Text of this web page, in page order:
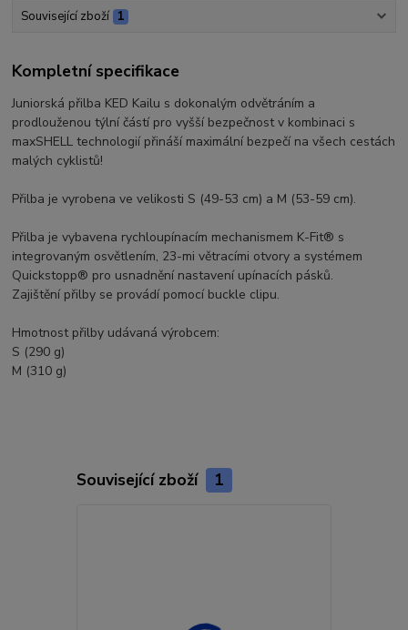
Související zboží 1
Kompletní specifikace
Juniorská přilba KED Kailu s dokonalým odvětráním a
prodlouženou týlní částí pro vyšší bezpečnost v kombinaci s
maxSHELL technologií přináší maximální bezpečí na všech cestách
malých cyklistů!
Přilba je vyrobena ve velikosti S (49-53 cm) a M (53-59 cm).
Přilba je vybavena rychloupínacím mechanismem K-Fit® s
integrovaným osvětlením, 23-mi větracími otvory a systémem
Quickstopp® pro usnadnění nastavení upínacích pásků.
Zajištění přilby se provádí pomocí buckle clipu.
Hmotnost přilby udávaná výrobcem:
S (290 g)
M (310 g)
Související zboží 1